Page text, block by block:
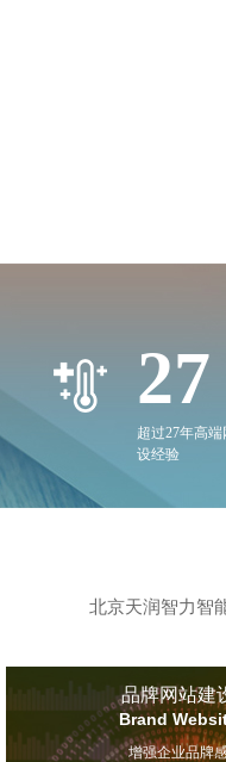
27
超过27年高端
设经验
北京天润智力智
品牌网站建
Brand
增强企业品牌